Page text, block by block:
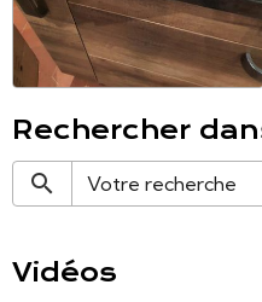
Rechercher
Vidéos